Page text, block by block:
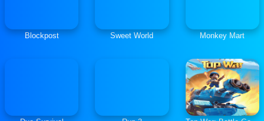
Blockpost Sweet World Monkey Mart